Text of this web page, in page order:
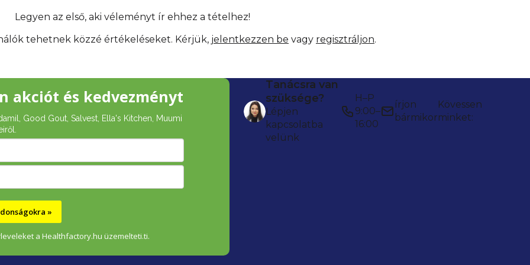
Legyen az első, aki véleményt ír ehhez a tételhez!
tehetnek közzé értékeléseket. Kérjük, jelentkezzen be vagy regisztráljon.
akciót és kedvezményt
Good Gout, Salvest, Ella's Kitchen, Muumi
»
a Healthfactory.hu üzemelteti.ti.
Tanácsra van
szüksége?
Lépjen
kapcsolatba
velünk
H–P
9:00–
16:00
írjon
bármikor
Kövessen
minket: